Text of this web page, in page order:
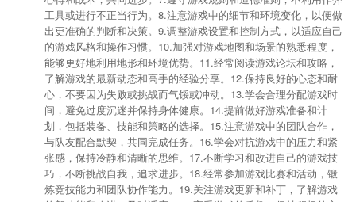
增加动画与图像编辑的滚动条
联系我们
以上就是下载626250的介绍，如果您喜欢这款软件，您可以到应用商店
进行打分评论，说出您的使用经历，以帮助我们更好的对产品进行优化修
工具或进行不正当行为。8.注意游戏中的细节和环境变化，以便做
出更准确的判断和决策。9.调整游戏设置和控制方式，以适应自己
的游戏风格和操作习惯。10.加强对游戏地图和场景的熟悉程度，
能够更好地利用地形和环境优势。11.经常阅读游戏论坛和攻略，
了解游戏的最新动态和高手的经验分享。12.保持良好的心态和耐
心，不要因为失败或挑战而气馁或冲动。13.学会合理分配游戏时
间，避免过度沉迷并保持身体健康。14.提前做好游戏准备和计
划，包括装备、技能和策略的选择。15.注意游戏中的团队合作，
与队友配合默契，共同完成任务。16.学会对抗游戏中的压力和紧
张感，保持冷静和清晰的思维。17.不断学习和改进自己的游戏技
巧，不断挑战自我，追求进步。18.经常参加游戏比赛和活动，锻
炼竞技能力和团队协作能力。19.关注游戏更新和补丁，了解游戏